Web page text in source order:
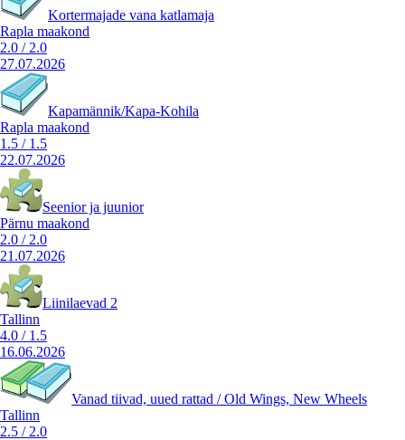
Kortermajade vana katlamaja
Rapla maakond
2.0 / 2.0
27.07.2026
Kapamännik/Kapa-Kohila
Rapla maakond
1.5 / 1.5
22.07.2026
Seenior ja juunior
Pärnu maakond
2.0 / 2.0
21.07.2026
Liinilaevad 2
Tallinn
4.0 / 1.5
16.06.2026
Vanad tiivad, uued rattad / Old Wings, New Wheels
Tallinn
2.5 / 2.0